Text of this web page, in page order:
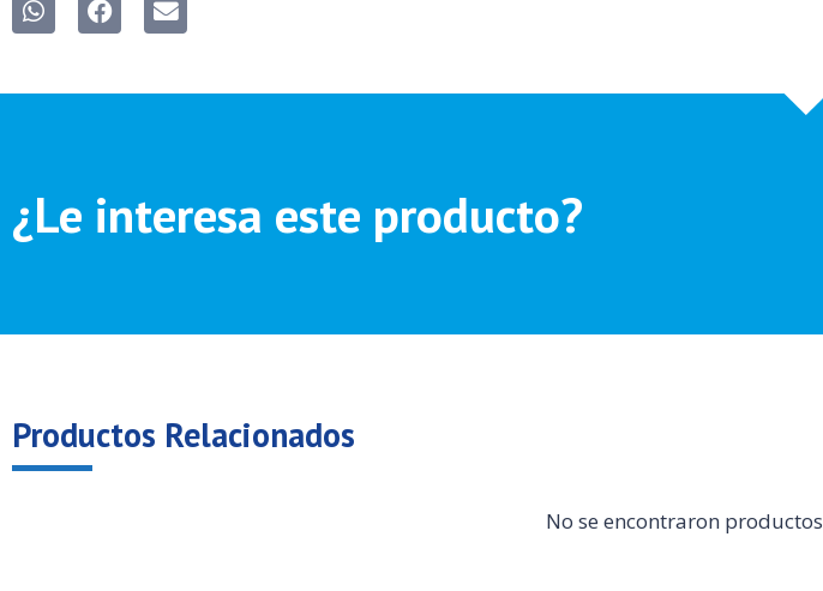
¿Le interesa este producto?
Productos Relacionados
No se encontraron productos